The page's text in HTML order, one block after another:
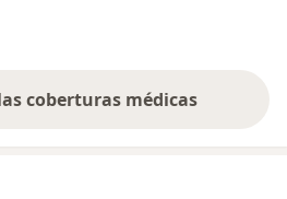
coberturas médicas